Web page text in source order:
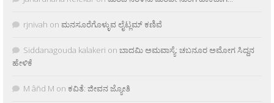
rjnivah on ಮನಸೂರೆಗೊಳ್ಳುವ ಲೈಟ್ಲಮ್ ಕಣಿವೆ
Siddanagouda kalakeri on ಬಾದಮಿ ಅಮವಾಸ್ಯೆ: ಚಬನೂರ ಅಮೋಗ ಸಿದ್ದನ
ಹೇಳಿಕೆ
M âñd M on ಕವಿತೆ: ಜೀವನ ಜ್ಯೋತಿ